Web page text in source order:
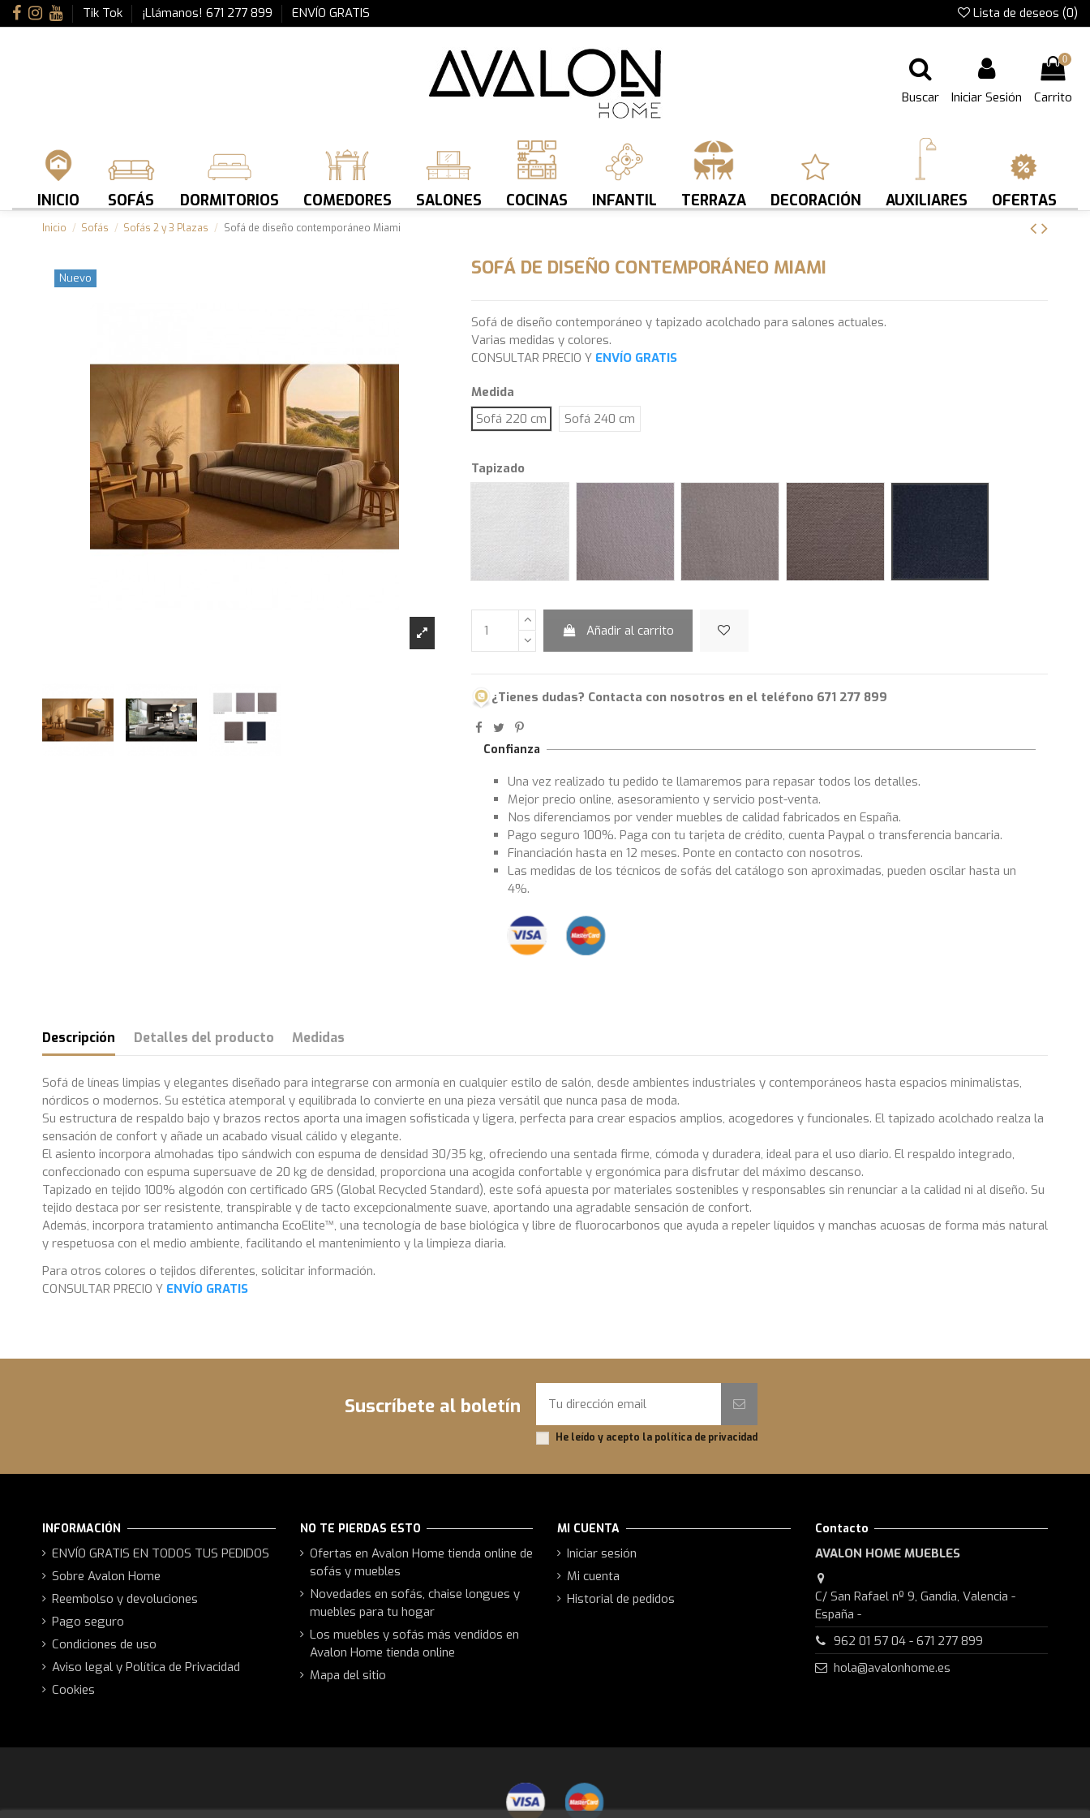
Tik Tok ¡Llámanos! 671 277 899 ENVÍO GRATIS Lista de deseos (0)
Buscar Iniciar Sesión
0
Carrito
INICIO SOFÁS DORMITORIOS COMEDORES SALONES COCINAS INFANTIL TERRAZA DECORACIÓN AUXILIARES OFERTAS
Inicio Sofás Sofás 2 y 3 Plazas Sofá de diseño contemporáneo Miami
Nuevo SOFÁ DE DISEÑO CONTEMPORÁNEO MIAMI
Sofá de diseño contemporáneo y tapizado acolchado para salones actuales.
Varias medidas y colores.
CONSULTAR PRECIO Y ENVÍO GRATIS
Medida
Sofá 220 cm
Sofá 240 cm
Tapizado
Tassos blanco
Tassos perla Tassos piedra Tassos taupé
Añadir al carrito
¿Tienes dudas? Contacta con nosotros en el teléfono 671 277 899
Confianza
Una vez realizado tu pedido te llamaremos para repasar todos los detalles.
Mejor precio online, asesoramiento y servicio post-venta.
Nos diferenciamos por vender muebles de calidad fabricados en España.
Pago seguro 100%. Paga con tu tarjeta de crédito, cuenta Paypal o transferencia bancaria.
Financiación hasta en 12 meses. Ponte en contacto con nosotros.
Las medidas de los técnicos de sofás del catálogo son aproximadas, pueden oscilar hasta un
4%.
Descripción Detalles del producto Medidas
Sofá de líneas limpias y elegantes diseñado para integrarse con armonía en cualquier estilo de salón, desde ambientes industriales y contemporáneos hasta espacios minimalistas,
nórdicos o modernos. Su estética atemporal y equilibrada lo convierte en una pieza versátil que nunca pasa de moda.
Su estructura de respaldo bajo y brazos rectos aporta una imagen sofisticada y ligera, perfecta para crear espacios amplios, acogedores y funcionales. El tapizado acolchado realza la
sensación de confort y añade un acabado visual cálido y elegante.
El asiento incorpora almohadas tipo sándwich con espuma de densidad 30/35 kg, ofreciendo una sentada firme, cómoda y duradera, ideal para el uso diario. El respaldo integrado,
confeccionado con espuma supersuave de 20 kg de densidad, proporciona una acogida confortable y ergonómica para disfrutar del máximo descanso.
Tapizado en tejido 100% algodón con certificado GRS (Global Recycled Standard), este sofá apuesta por materiales sostenibles y responsables sin renunciar a la calidad ni al diseño. Su
tejido destaca por ser resistente, transpirable y de tacto excepcionalmente suave, aportando una agradable sensación de confort.
Además, incorpora tratamiento antimancha EcoElite™, una tecnología de base biológica y libre de fluorocarbonos que ayuda a repeler líquidos y manchas acuosas de forma más natural
y respetuosa con el medio ambiente, facilitando el mantenimiento y la limpieza diaria.
Para otros colores o tejidos diferentes, solicitar información.
CONSULTAR PRECIO Y ENVÍO GRATIS
Fijo
Fijo
Referencia FYS-2159-MM
Suscríbete al boletín
He leído y acepto la política de privacidad
INFORMACIÓN
ENVÍO GRATIS EN TODOS TUS PEDIDOS
Sobre Avalon Home
Reembolso y devoluciones
Pago seguro
Condiciones de uso
Aviso legal y Política de Privacidad
Cookies
NO TE PIERDAS ESTO
Ofertas en Avalon Home tienda online de
sofás y muebles
Novedades en sofás, chaise longues y
muebles para tu hogar
Los muebles y sofás más vendidos en
Avalon Home tienda online
Mapa del sitio
MI CUENTA
Iniciar sesión
Mi cuenta
Historial de pedidos
Contacto
AVALON HOME MUEBLES
C/ San Rafael nº 9, Gandia, Valencia -
España -
962 01 57 04 - 671 277 899
hola@avalonhome.es